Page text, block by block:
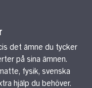
det ämne du tycker
på sina ämnen.
fysik, svenska
hjälp du behöver.